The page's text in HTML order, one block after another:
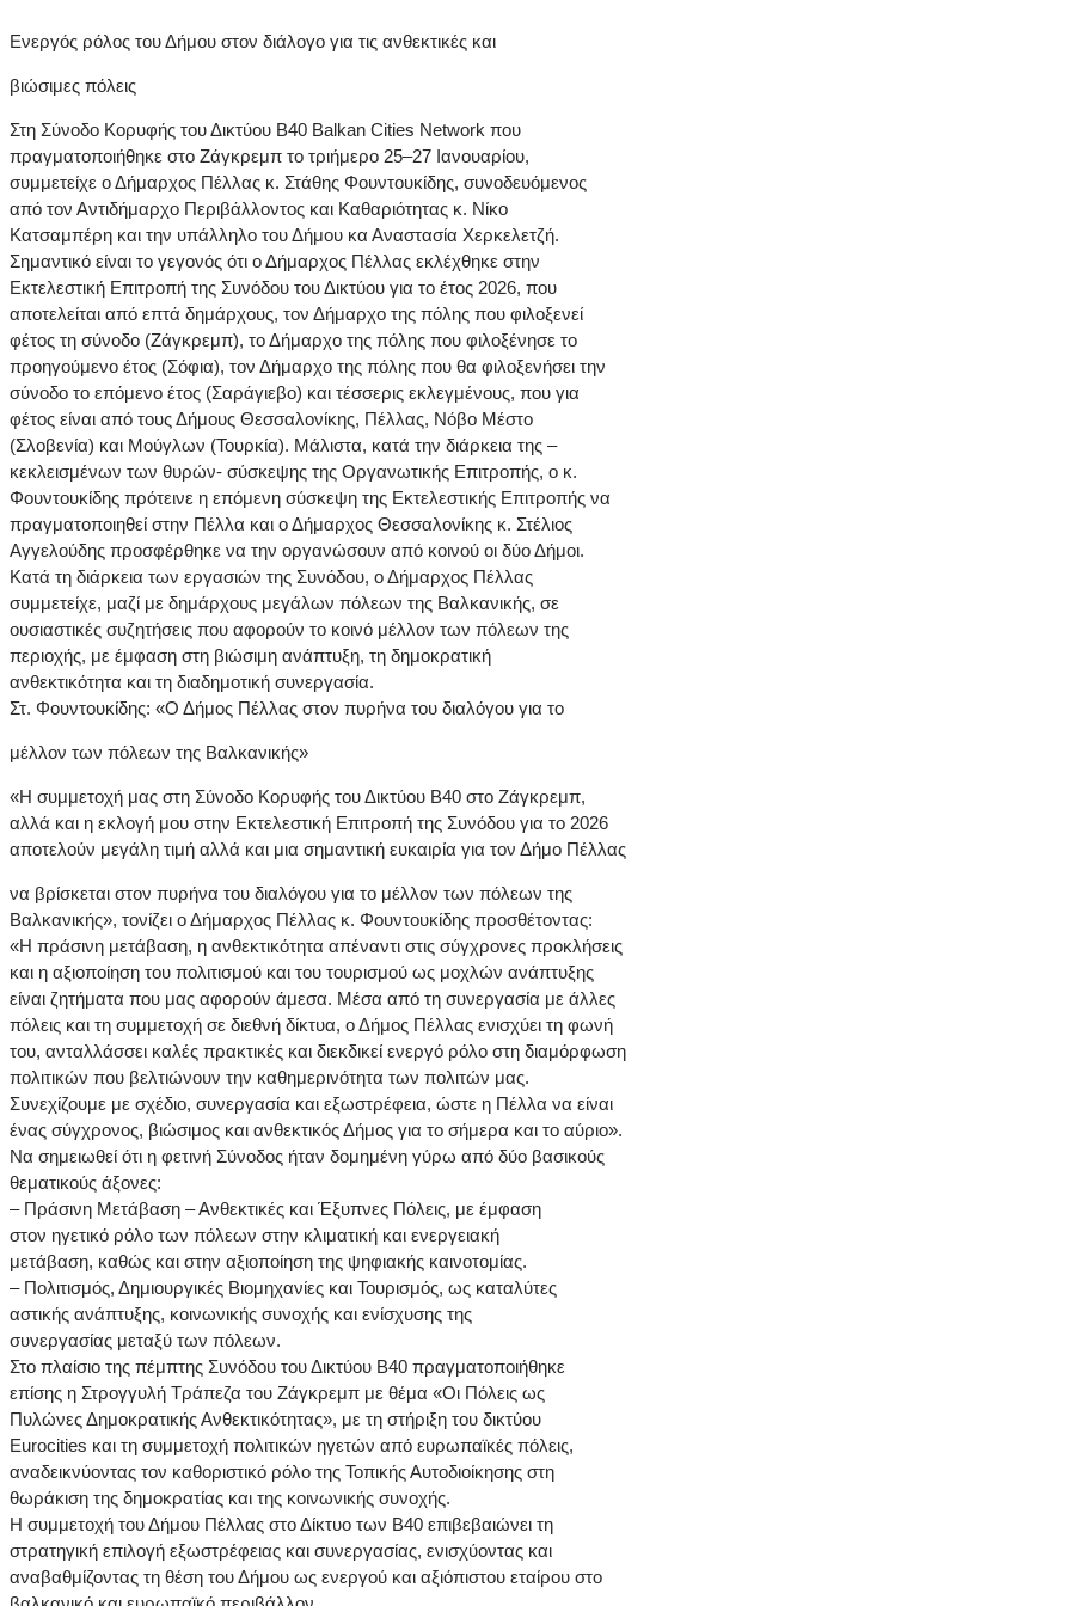
Ενεργός ρόλος του Δήμου στον διάλογο για τις ανθεκτικές και
βιώσιμες πόλεις
Στη Σύνοδο Κορυφής του Δικτύου B40 Balkan Cities Network που
πραγματοποιήθηκε στο Ζάγκρεμπ το τριήμερο 25–27 Ιανουαρίου,
συμμετείχε ο Δήμαρχος Πέλλας κ. Στάθης Φουντουκίδης, συνοδευόμενος
από τον Αντιδήμαρχο Περιβάλλοντος και Καθαριότητας κ. Νίκο
Κατσαμπέρη και την υπάλληλο του Δήμου κα Αναστασία Χερκελετζή.
Σημαντικό είναι το γεγονός ότι ο Δήμαρχος Πέλλας εκλέχθηκε στην
Εκτελεστική Επιτροπή της Συνόδου του Δικτύου για το έτος 2026, που
αποτελείται από επτά δημάρχους, τον Δήμαρχο της πόλης που φιλοξενεί
φέτος τη σύνοδο (Ζάγκρεμπ), το Δήμαρχο της πόλης που φιλοξένησε το
προηγούμενο έτος (Σόφια), τον Δήμαρχο της πόλης που θα φιλοξενήσει την
σύνοδο το επόμενο έτος (Σαράγιεβο) και τέσσερις εκλεγμένους, που για
φέτος είναι από τους Δήμους Θεσσαλονίκης, Πέλλας, Νόβο Μέστο
(Σλοβενία) και Μούγλων (Τουρκία). Μάλιστα, κατά την διάρκεια της –
κεκλεισμένων των θυρών- σύσκεψης της Οργανωτικής Επιτροπής, ο κ.
Φουντουκίδης πρότεινε η επόμενη σύσκεψη της Εκτελεστικής Επιτροπής να
πραγματοποιηθεί στην Πέλλα και ο Δήμαρχος Θεσσαλονίκης κ. Στέλιος
Αγγελούδης προσφέρθηκε να την οργανώσουν από κοινού οι δύο Δήμοι.
Κατά τη διάρκεια των εργασιών της Συνόδου, ο Δήμαρχος Πέλλας
συμμετείχε, μαζί με δημάρχους μεγάλων πόλεων της Βαλκανικής, σε
ουσιαστικές συζητήσεις που αφορούν το κοινό μέλλον των πόλεων της
περιοχής, με έμφαση στη βιώσιμη ανάπτυξη, τη δημοκρατική
ανθεκτικότητα και τη διαδημοτική συνεργασία.
Στ. Φουντουκίδης: «Ο Δήμος Πέλλας στον πυρήνα του διαλόγου για το
μέλλον των πόλεων της Βαλκανικής»
«Η συμμετοχή μας στη Σύνοδο Κορυφής του Δικτύου B40 στο Ζάγκρεμπ,
αλλά και η εκλογή μου στην Εκτελεστική Επιτροπή της Συνόδου για το 2026
αποτελούν μεγάλη τιμή αλλά και μια σημαντική ευκαιρία για τον Δήμο Πέλλας
να βρίσκεται στον πυρήνα του διαλόγου για το μέλλον των πόλεων της
Βαλκανικής», τονίζει ο Δήμαρχος Πέλλας κ. Φουντουκίδης προσθέτοντας:
«Η πράσινη μετάβαση, η ανθεκτικότητα απέναντι στις σύγχρονες προκλήσεις
και η αξιοποίηση του πολιτισμού και του τουρισμού ως μοχλών ανάπτυξης
είναι ζητήματα που μας αφορούν άμεσα. Μέσα από τη συνεργασία με άλλες
πόλεις και τη συμμετοχή σε διεθνή δίκτυα, ο Δήμος Πέλλας ενισχύει τη φωνή
του, ανταλλάσσει καλές πρακτικές και διεκδικεί ενεργό ρόλο στη διαμόρφωση
πολιτικών που βελτιώνουν την καθημερινότητα των πολιτών μας.
Συνεχίζουμε με σχέδιο, συνεργασία και εξωστρέφεια, ώστε η Πέλλα να είναι
ένας σύγχρονος, βιώσιμος και ανθεκτικός Δήμος για το σήμερα και το αύριο».
Να σημειωθεί ότι η φετινή Σύνοδος ήταν δομημένη γύρω από δύο βασικούς
θεματικούς άξονες:
– Πράσινη Μετάβαση – Ανθεκτικές και Έξυπνες Πόλεις, με έμφαση
στον ηγετικό ρόλο των πόλεων στην κλιματική και ενεργειακή
μετάβαση, καθώς και στην αξιοποίηση της ψηφιακής καινοτομίας.
– Πολιτισμός, Δημιουργικές Βιομηχανίες και Τουρισμός, ως καταλύτες
αστικής ανάπτυξης, κοινωνικής συνοχής και ενίσχυσης της
συνεργασίας μεταξύ των πόλεων.
Στο πλαίσιο της πέμπτης Συνόδου του Δικτύου B40 πραγματοποιήθηκε
επίσης η Στρογγυλή Τράπεζα του Ζάγκρεμπ με θέμα «Οι Πόλεις ως
Πυλώνες Δημοκρατικής Ανθεκτικότητας», με τη στήριξη του δικτύου
Eurocities και τη συμμετοχή πολιτικών ηγετών από ευρωπαϊκές πόλεις,
αναδεικνύοντας τον καθοριστικό ρόλο της Τοπικής Αυτοδιοίκησης στη
θωράκιση της δημοκρατίας και της κοινωνικής συνοχής.
Η συμμετοχή του Δήμου Πέλλας στο Δίκτυο των Β40 επιβεβαιώνει τη
στρατηγική επιλογή εξωστρέφειας και συνεργασίας, ενισχύοντας και
αναβαθμίζοντας τη θέση του Δήμου ως ενεργού και αξιόπιστου εταίρου στο